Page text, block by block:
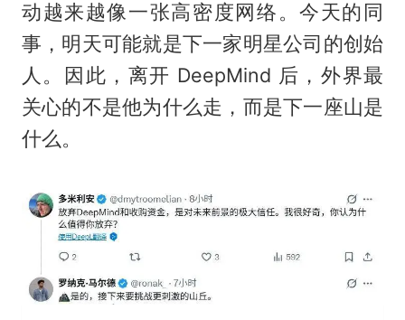
动越来越像一张高密度网络。今天的同
事，明天可能就是下一家明星公司的创始
人。因此，离开 DeepMind 后，外界最
关心的不是他为什么走，而是下一座山是
什么。